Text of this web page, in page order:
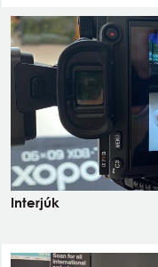
Interjúk